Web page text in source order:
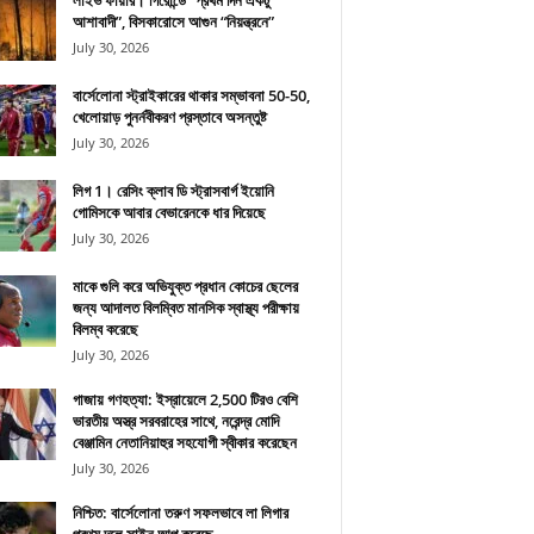
আশাবাদী”, বিসকারোসে আগুন “নিয়ন্ত্রনে”
July 30, 2026
বার্সেলোনা স্ট্রাইকারের থাকার সম্ভাবনা 50-50,
খেলোয়াড় পুনর্নবীকরণ প্রস্তাবে অসন্তুষ্ট
July 30, 2026
লিগ 1। রেসিং ক্লাব ডি স্ট্রাসবার্গ ইয়োনি
গোমিসকে আবার বেভারেনকে ধার দিয়েছে
July 30, 2026
মাকে গুলি করে অভিযুক্ত প্রধান কোচের ছেলের
জন্য আদালত বিলম্বিত মানসিক স্বাস্থ্য পরীক্ষায়
বিলম্ব করেছে
July 30, 2026
গাজায় গণহত্যা: ইস্রায়েলে 2,500 টিরও বেশি
ভারতীয় অস্ত্র সরবরাহের সাথে, নরেন্দ্র মোদি
বেঞ্জামিন নেতানিয়াহুর সহযোগী স্বীকার করেছেন
July 30, 2026
নিশ্চিত: বার্সেলোনা তরুণ সফলভাবে লা লিগার